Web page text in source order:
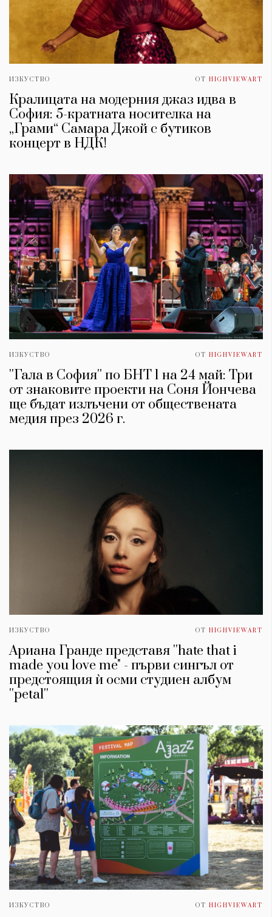
ИЗКУСТВО ОТ HIGHVIEWART
Кралицата на модерния джаз идва в
София: 5-кратната носителка на
„Грами“ Самара Джой с бутиков
концерт в НДК!
ИЗКУСТВО ОТ HIGHVIEWART
''Гала в София'' по БНТ 1 на 24 май: Три
от знаковите проекти на Соня Йончева
ще бъдат излъчени от обществената
медия през 2026 г.
ИЗКУСТВО ОТ HIGHVIEWART
Ариана Гранде представя ''hate that i
made you love me" - първи сингъл от
предстоящия ѝ осми студиен албум
''petal''
ИЗКУСТВО ОТ HIGHVIEWART